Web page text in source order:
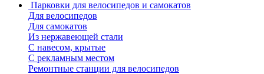
Парковки для велосипедов и самокатов
Для велосипедов
Для самокатов
Из нержавеющей стали
С навесом, крытые
С рекламным местом
Ремонтные станции для велосипедов